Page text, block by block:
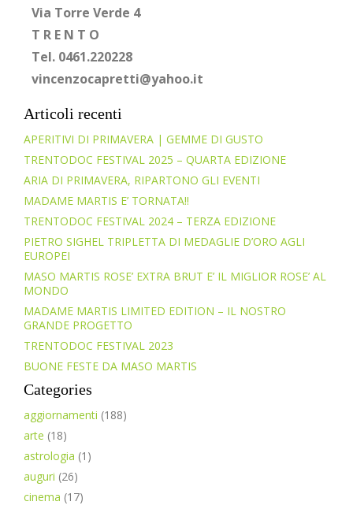
Via Torre Verde 4
T R E N T O
Tel. 0461.220228
vincenzocapretti@yahoo.it
Articoli recenti
APERITIVI DI PRIMAVERA | GEMME DI GUSTO
TRENTODOC FESTIVAL 2025 – QUARTA EDIZIONE
ARIA DI PRIMAVERA, RIPARTONO GLI EVENTI
MADAME MARTIS E’ TORNATA!!
TRENTODOC FESTIVAL 2024 – TERZA EDIZIONE
PIETRO SIGHEL TRIPLETTA DI MEDAGLIE D’ORO AGLI
EUROPEI
MASO MARTIS ROSE’ EXTRA BRUT E’ IL MIGLIOR ROSE’ AL
MONDO
MADAME MARTIS LIMITED EDITION – IL NOSTRO
GRANDE PROGETTO
TRENTODOC FESTIVAL 2023
BUONE FESTE DA MASO MARTIS
Categories
aggiornamenti (188)
arte (18)
astrologia (1)
auguri (26)
cinema (17)